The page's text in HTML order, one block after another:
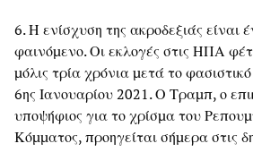
6. Η ενίσχυση της ακροδεξιάς είναι
φαινόμενο. Οι εκλογές στις ΗΠΑ
μόλις τρία χρόνια μετά το
6ης Ιανουαρίου 2021. Ο Τραμπ, ο
υποψήφιος για το χρίσμα του
Κόμματος, προηγείται σήμερα στις